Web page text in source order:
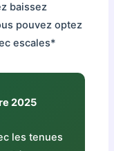
baissez
pouvez optez
escales*
2025
les tenues